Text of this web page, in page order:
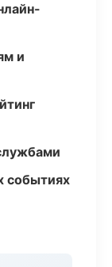
и
событиях